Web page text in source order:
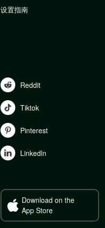
设置指南
Reddit
Tiktok
Pinterest
Linkedln
Download on the
App Store